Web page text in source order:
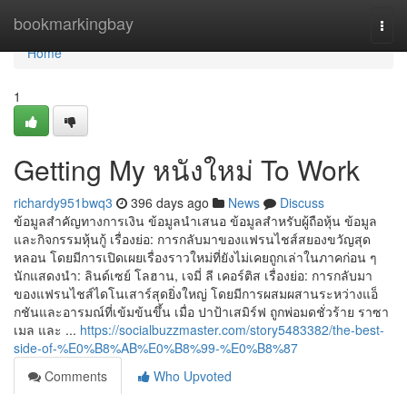
bookmarkingbay
Home
Home
1
Getting My หนังใหม่ To Work
richardy951bwq3 396 days ago News
Discuss
ข้อมูลสำคัญทางการเงิน ข้อมูลนำเสนอ ข้อมูลสำหรับผู้ถือหุ้น ข้อมูล
และกิจกรรมหุ้นกู้ เรื่องย่อ: การกลับมาของแฟรนไชส์สยองขวัญสุด
หลอน โดยมีการเปิดเผยเรื่องราวใหม่ที่ยังไม่เคยถูกเล่าในภาคก่อน ๆ
นักแสดงนำ: ลินด์เซย์ โลฮาน, เจมี่ ลี เคอร์ติส เรื่องย่อ: การกลับมา
ของแฟรนไชส์ไดโนเสาร์สุดยิ่งใหญ่ โดยมีการผสมผสานระหว่างแอ็
กชันและอารมณ์ที่เข้มข้นขึ้น เมื่อ ปาป้าเสมิร์ฟ ถูกพ่อมดชั่วร้าย ราซา
เมล และ ... https://socialbuzzmaster.com/story5483382/the-best-
side-of-%E0%B8%AB%E0%B8%99-%E0%B8%87
Comments
Who Upvoted